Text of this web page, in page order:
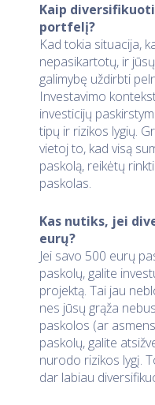
Kaip
portfelį?
Kad tokia situacija,
nepasikartotų, ir
galimybę uždirbti
Investavimo
investicijų
tipų ir rizikos lygių.
vietoj to, kad visą
paskolą, reikėtų
paskolas.
Kas nutiks, jei
eurų?
Jei savo 500 eurų
paskolų, galite
projektą. Tai jau
nes jūsų grąža
paskolos (ar
paskolų, galite
nurodo rizikos lygį.
dar labiau